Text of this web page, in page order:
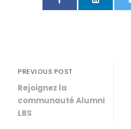
PREVIOUS POST
Rejoignez la
communauté Alumni
LBS